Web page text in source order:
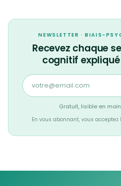
NEWSLETTER · BIAIS-
Recevez chaque
cognitif
Gratuit, lisible en
En vous abonnant, vous acceptez